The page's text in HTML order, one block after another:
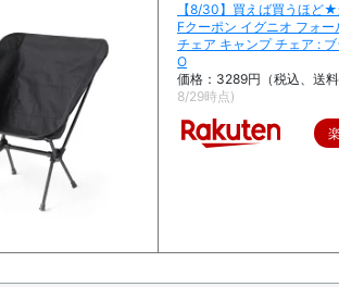
【8/30】買えば買うほど
Fクーポン イグニオ フォ
チェア キャンプ チェア :
O
価格：3289円（税込、送
8/29時点)